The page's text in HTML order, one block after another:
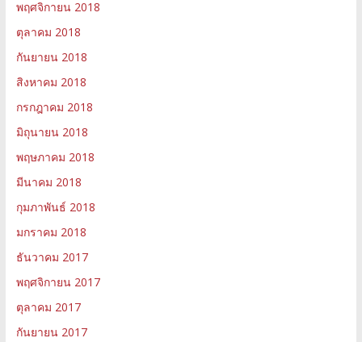
พฤศจิกายน 2018
ตุลาคม 2018
กันยายน 2018
สิงหาคม 2018
กรกฎาคม 2018
มิถุนายน 2018
พฤษภาคม 2018
มีนาคม 2018
กุมภาพันธ์ 2018
มกราคม 2018
ธันวาคม 2017
พฤศจิกายน 2017
ตุลาคม 2017
กันยายน 2017